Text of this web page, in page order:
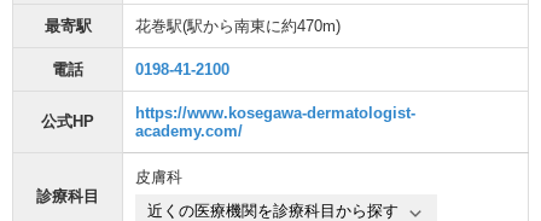
最寄駅 花巻駅(駅から南東に約470m)
電話 0198-41-2100
公式HP
https://www.kosegawa-dermatologist-
academy.com/
診療科目
皮膚科
近くの医療機関を診療科目から探す